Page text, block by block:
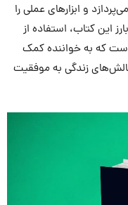
و ابزارهای عملی را
این کتاب، استفاده از
که به خواننده کمک
زندگی به موفقیت